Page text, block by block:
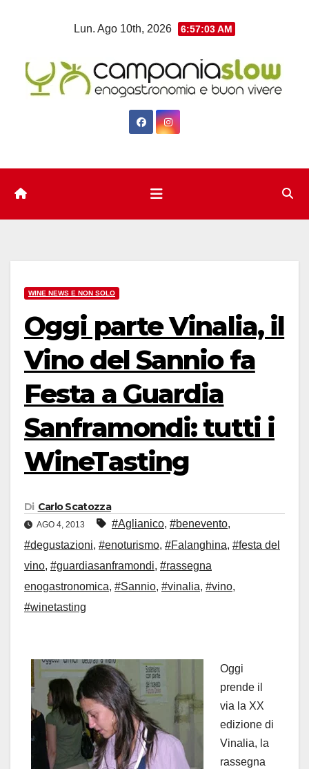
Lun. Ago 10th, 2026 6:57:03 AM
WINE NEWS E NON SOLO
Oggi parte Vinalia, il
Vino del Sannio fa
Festa a Guardia
Sanframondi: tutti i
WineTasting
Di Carlo Scatozza
AGO 4, 2013 #Aglianico, #benevento,
#degustazioni, #enoturismo, #Falanghina, #festa del
vino, #guardiasanframondi, #rassegna
enogastronomica, #Sannio, #vinalia, #vino,
#winetasting
Oggi
prende il
via la XX
edizione di
Vinalia, la
rassegna